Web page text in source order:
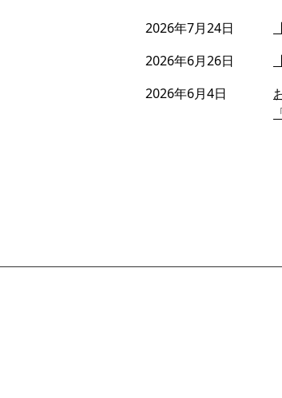
2026年7月24日
2026年6月26日
2026年6月4日